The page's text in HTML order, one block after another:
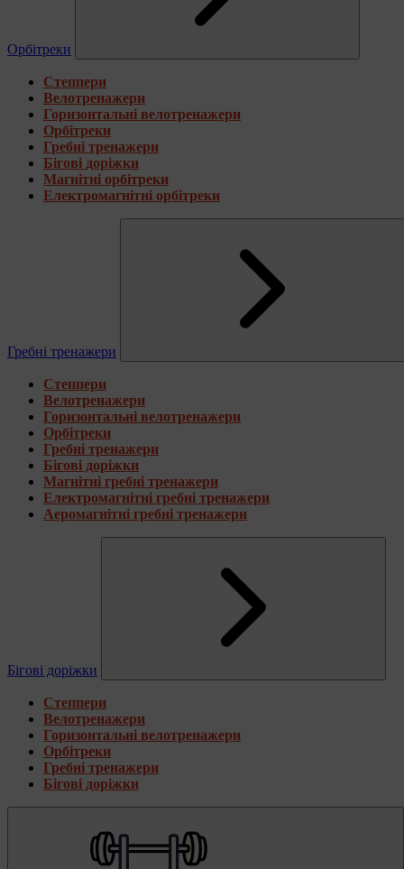
Орбітреки
Степпери
Велотренажери
Горизонтальні велотренажери
Орбітреки
Гребні тренажери
Бігові доріжки
Магнітні орбітреки
Електромагнітні орбітреки
Гребні тренажери
Степпери
Велотренажери
Горизонтальні велотренажери
Орбітреки
Гребні тренажери
Бігові доріжки
Магнітні гребні тренажери
Електромагнітні гребні тренажери
Аеромагнітні гребні тренажери
Бігові доріжки
Степпери
Велотренажери
Горизонтальні велотренажери
Орбітреки
Гребні тренажери
Бігові доріжки